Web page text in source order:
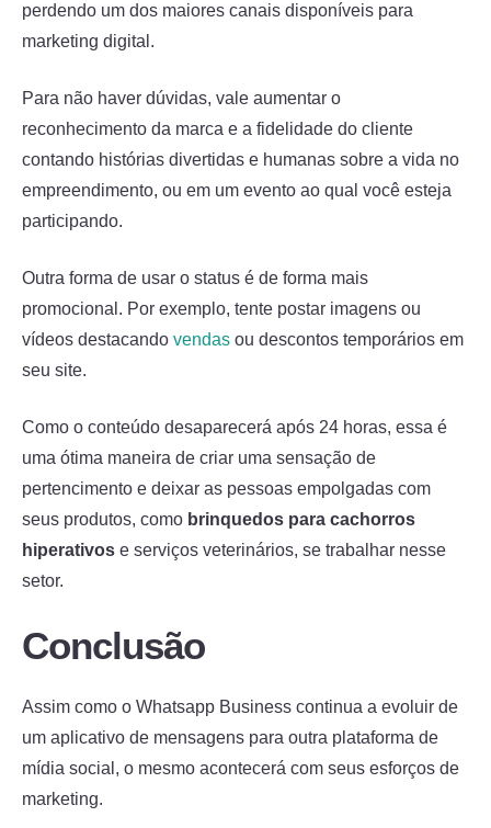
perdendo um dos maiores canais disponíveis para
marketing digital.
Para não haver dúvidas, vale aumentar o
reconhecimento da marca e a fidelidade do cliente
contando histórias divertidas e humanas sobre a vida no
empreendimento, ou em um evento ao qual você esteja
participando.
Outra forma de usar o status é de forma mais
promocional. Por exemplo, tente postar imagens ou
vídeos destacando vendas ou descontos temporários em
seu site.
Como o conteúdo desaparecerá após 24 horas, essa é
uma ótima maneira de criar uma sensação de
pertencimento e deixar as pessoas empolgadas com
seus produtos, como brinquedos para cachorros
hiperativos e serviços veterinários, se trabalhar nesse
setor.
Conclusão
Assim como o Whatsapp Business continua a evoluir de
um aplicativo de mensagens para outra plataforma de
mídia social, o mesmo acontecerá com seus esforços de
marketing.